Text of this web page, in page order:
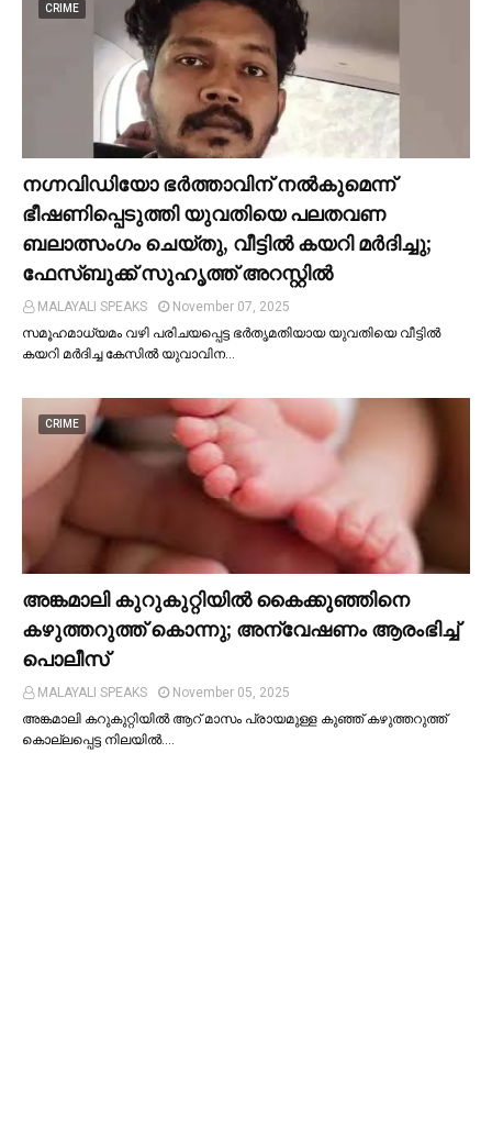
CRIME
നഗ്നവിഡിയോ ഭര്‍ത്താവിന് നല്‍കുമെന്ന്
ഭീഷണിപ്പെടുത്തി യുവതിയെ പലതവണ
ബലാത്സംഗം ചെയ്തു, വീട്ടില്‍ കയറി മര്‍ദിച്ചു;
ഫേസ്ബുക്ക് സുഹൃത്ത് അറസ്റ്റില്‍
MALAYALI SPEAKS
November 07, 2025
സമൂഹമാധ്യമം വഴി പരിചയപ്പെട്ട ഭർതൃമതിയായ യുവതിയെ വീട്ടില്‍
കയറി മർദിച്ച കേസില്‍ യുവാവിന…
CRIME
അങ്കമാലി കുറുകുറ്റിയില്‍ കൈക്കുഞ്ഞിനെ
കഴുത്തറുത്ത് കൊന്നു; അന്വേഷണം ആരംഭിച്ച്‌
പൊലീസ്
MALAYALI SPEAKS
November 05, 2025
അങ്കമാലി കറുകുറ്റിയില്‍ ആറ് മാസം പ്രായമുള്ള കുഞ്ഞ് കഴുത്തറുത്ത്
കൊല്ലപ്പെട്ട നിലയില്‍.…